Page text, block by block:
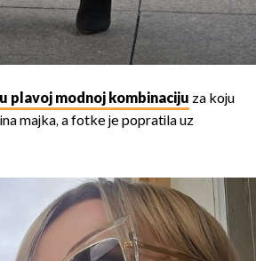
plavoj modnoj kombinaciju za koju
majka, a fotke je popratila uz